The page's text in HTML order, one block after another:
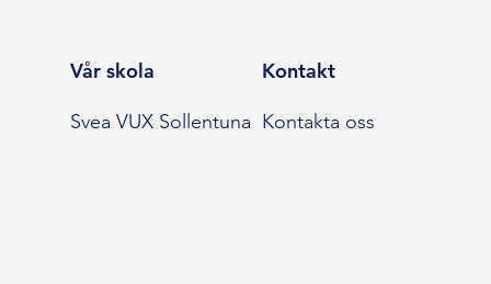
Vår skola
Svea VUX Sollentuna
Kontakt
Kontakta oss